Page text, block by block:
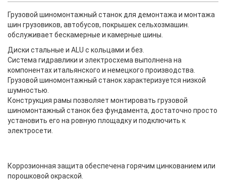
Грузовой шиномонтажный станок для демонтажа и монтажа
шин грузовиков, автобусов, покрышек сельхозмашин.
обслуживает бескамерные и камерные шины.
Диски стальные и ALU с кольцами и без.
Система гидравлики и электросхема выполнена на
компонентах итальянского и немецкого производства.
Грузовой шиномонтажный станок характеризуется низкой
шумностью.
Конструкция рамы позволяет монтировать грузовой
шиномонтажный станок без фундамента, достаточно просто
установить его на ровную площадку и подключить к
электросети.
Коррозионная защита обеспечена горячим цинкованием или
порошковой окраской.